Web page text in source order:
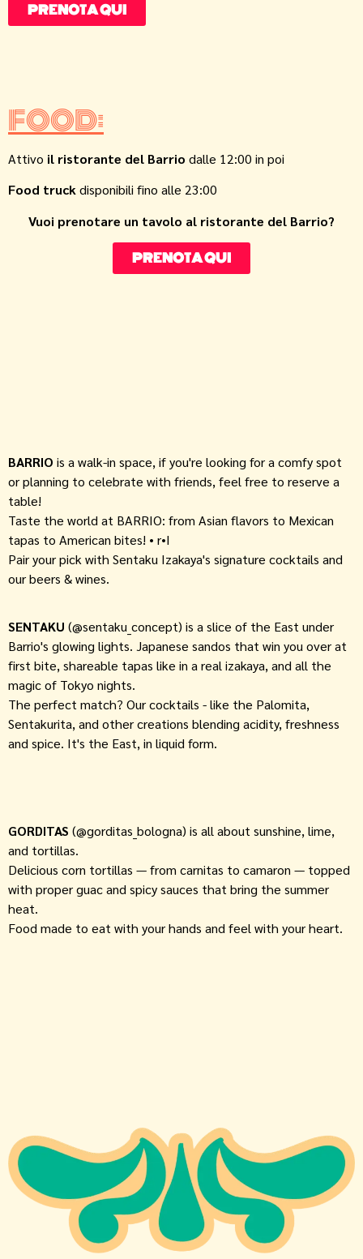
PRENOTA QUI
FOOD:
Attivo il ristorante del Barrio dalle 12:00 in poi
Food truckdisponibili fino alle 23:00
Vuoi prenotare un tavolo al ristorante del Barrio?
PRENOTA QUI
BARRIO is a walk-in space, if you're looking for a comfy spot
or planning to celebrate with friends, feel free to reserve a
table!
Taste the world at BARRIO: from Asian flavors to Mexican
tapas to American bites! • r•I
Pair your pick with Sentaku Izakaya's signature cocktails and
our beers & wines.
SENTAKU (@sentaku_concept) is a slice of the East under
Barrio's glowing lights. Japanese sandos that win you over at
first bite, shareable tapas like in a real izakaya, and all the
magic of Tokyo nights.
The perfect match? Our cocktails - like the Palomita,
Sentakurita, and other creations blending acidity, freshness
and spice. It's the East, in liquid form.
GORDITAS (@gorditas_bologna) is all about sunshine, lime,
and tortillas.
Delicious corn tortillas — from carnitas to camaron — topped
with proper guac and spicy sauces that bring the summer
heat.
Food made to eat with your hands and feel with your heart.